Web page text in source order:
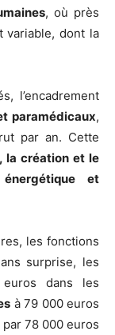
, où près
variable, dont la
l’encadrement
paramédicaux,
par an. Cette
la création et le
énergétique et
les fonctions
surprise, les
dans les
à 79 000 euros
par 78 000 euros